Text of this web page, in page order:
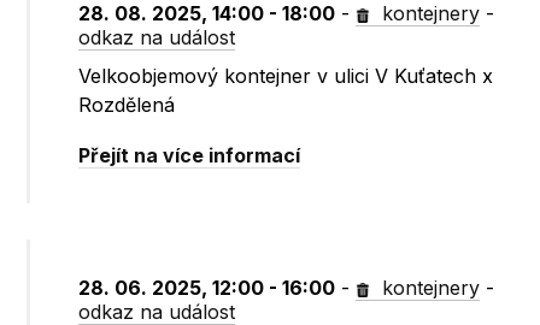
28. 08. 2025, 14:00 - 18:00 - kontejnery -
odkaz na událost
Velkoobjemový kontejner v ulici V Kuťatech x
Rozdělená
Přejít na více informací
28. 06. 2025, 12:00 - 16:00 - kontejnery -
odkaz na událost